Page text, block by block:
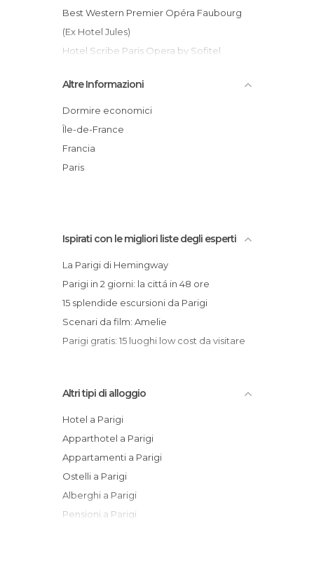
Best Western Premier Opéra Faubourg
(Ex Hotel Jules)
Hotel Scribe Paris Opera by Sofitel
Hotel Terminus Nord a Parigi
Hôtel Brittany
Hotel Newhotel Lafayette
Hotel Relais Monceau
Hotel Villa Panthéon
Altre Informazioni
Dormire economici
Île-de-France
Francia
Paris
Ispirati con le migliori liste degli esperti
La Parigi di Hemingway
Parigi in 2 giorni: la cittá in 48 ore
15 splendide escursioni da Parigi
Scenari da film: Amelie
Parigi gratis: 15 luoghi low cost da visitare
Altri tipi di alloggio
Hotel a Parigi
Apparthotel a Parigi
Appartamenti a Parigi
Ostelli a Parigi
Alberghi a Parigi
Pensioni a Parigi